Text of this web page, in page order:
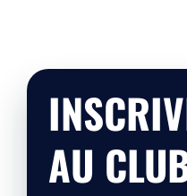
AU